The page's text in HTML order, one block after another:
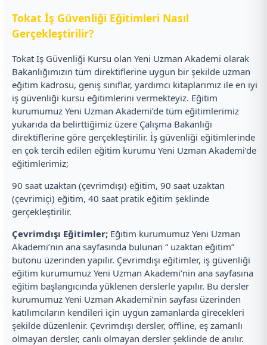
Tokat İş Güvenliği Eğitimleri Nasıl
Gerçekleştirilir?
Tokat İş Güvenliği Kursu olan Yeni Uzman Akademi olarak
Bakanlığımızın tüm direktiflerine uygun bir şekilde uzman
eğitim kadrosu, geniş sınıflar, yardımcı kitaplarımız ile en iyi
iş güvenliği kursu eğitimlerini vermekteyiz. Eğitim
kurumumuz Yeni Uzman Akademi’de tüm eğitimlerimiz
yukarıda da belirttiğimiz üzere Çalışma Bakanlığı
direktiflerine göre gerçekleştirilir. İş güvenliği eğitimlerinde
en çok tercih edilen eğitim kurumu Yeni Uzman Akademi’de
eğitimlerimiz;
90 saat uzaktan (çevrimdışı) eğitim, 90 saat uzaktan
(çevrimiçi) eğitim, 40 saat pratik eğitim şeklinde
gerçekleştirilir.
Çevrimdışı Eğitimler; Eğitim kurumumuz Yeni Uzman
Akademi’nin ana sayfasında bulunan “ uzaktan eğitim”
butonu üzerinden yapılır. Çevrimdışı eğitimler, iş güvenliği
eğitim kurumumuz Yeni Uzman Akademi’nin ana sayfasına
eğitim başlangıcında yüklenen derslerle yapılır. Bu dersler
kurumumuz Yeni Uzman Akademi’nin sayfası üzerinden
katılımcıların kendileri için uygun zamanlarda girecekleri
şekilde düzenlenir. Çevrimdışı dersler, offline, eş zamanlı
olmayan dersler, canlı olmayan dersler şeklinde de anılır.